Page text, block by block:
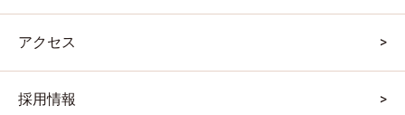
アクセス
採用情報